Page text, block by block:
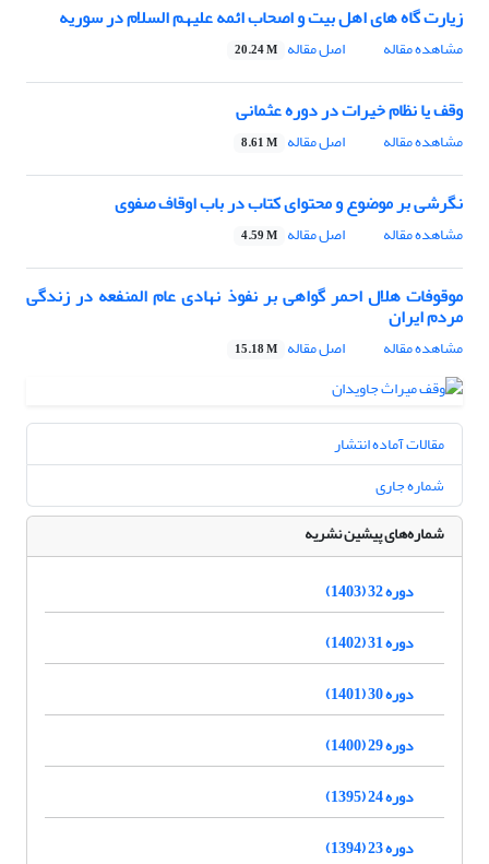
زیارت گاه های اهل بیت و اصحاب ائمه علیهم السلام در سوریه
مشاهده مقاله اصل مقاله 20.24 M
وقف یا نظام خیرات در دوره عثمانی
مشاهده مقاله اصل مقاله 8.61 M
نگرشی بر موضوع و محتوای کتاب در باب اوقاف صفوی
مشاهده مقاله اصل مقاله 4.59 M
موقوفات هلال احمر گواهی بر نفوذ نهادی عام المنفعه در زندگی
مردم ایران
مشاهده مقاله اصل مقاله 15.18 M
مقالات آماده انتشار
شماره جاری
شماره‌های پیشین نشریه
دوره 32 (1403)
دوره 31 (1402)
دوره 30 (1401)
دوره 29 (1400)
دوره 24 (1395)
دوره 23 (1394)